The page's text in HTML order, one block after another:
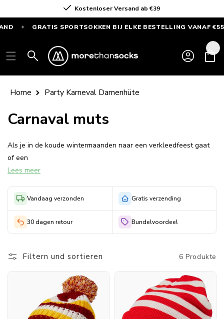
Kostenloser Versand ab €39
✦ GRATIS SPORTSOKKEN BIJ ELKE BESTELLING VANAF €55 ✦
SPORTSOKKEN
bij
elke
bestelling
€55
Einloggen
Home Party Karneval Damenhüte
Carnaval muts
Als je in de koude wintermaanden naar een verkleedfeest gaat
of een
carnavalsoptocht bij gaat wonen, dan is een warme feestmuts
Met onze carnaval mutsen voor dames kun je de
hele dag buiten door blijven feesten zonder koude oren te
krijgen. Morethansocks
feestelijke
op zoek bent naar leuke mutsen voor dames om carnaval te
Lees meer
Vandaag verzonden Gratis verzending
30 dagen retour Bundelvoordeel
Filtern und sortieren 6 Produkte